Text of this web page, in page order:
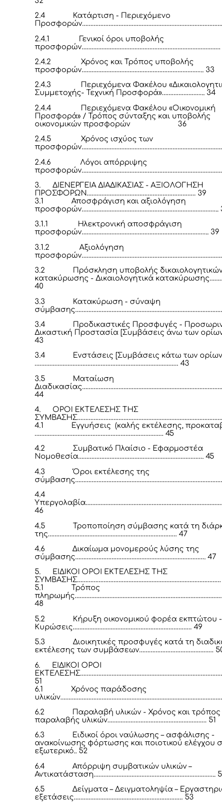
2.4
Κατάρτιση - Περιεχόμενο
2.4.1
Γενικοί όροι υποβολής
προσφορών…………………………………………………………………………
2.4.2
Χρόνος και Τρόπος υποβολής
προσφορών……………………………………………………………….. 33
2.4.3
Περιεχόμενα Φακέλου
Συμμετοχής- Τεχνική Προσφορά»…………………….. 34
2.4.4
Περιεχόμενα Φακέλου «Οικονομική
Προσφορά» / Τρόπος σύνταξης και υποβολής
οικονομικών προσφορών 36
2.4.5
Χρόνος ισχύος των
2.4.6
Λόγοι απόρριψης
3.
ΔΙΕΝΕΡΓΕΙΑ ΔΙΑΔΙΚΑΣΙΑΣ - ΑΞΙΟΛΟΓΗΣΗ
ΠΡΟΣΦΟΡΩΝ………………………………………………………… 39
3.1
Αποσφράγιση και αξιολόγηση
προσφορών………………………………………………………………………..
3.1.1
Ηλεκτρονική αποσφράγιση
προσφορών………………………………………………………………….. 39
3.1.2
Αξιολόγηση
3.2
Πρόσκληση υποβολής
κατακύρωσης - Δικαιολογητικά
40
3.3
Κατακύρωση - σύναψη
3.4
Προδικαστικές Προσφυγές -
Δικαστική Προστασία [Συμβάσεις άνω των
43
3.4
Ενστάσεις [Συμβάσεις κάτω των
…………………………………………………………………………… 43
3.5
Ματαίωση
44
4.
ΟΡΟΙ ΕΚΤΕΛΕΣΗΣ ΤΗΣ
4.1
Εγγυήσεις (καλής εκτέλεσης,
…………………………………………………………………… 45
4.2
Συμβατικό Πλαίσιο - Εφαρμοστέα
Νομοθεσία…………………………………………………………………. 45
4.3
Όροι εκτέλεσης της
4.4
46
4.5
Τροποποίηση σύμβασης κατά τη
της…………………………………………………………………… 47
4.6
Δικαίωμα μονομερούς λύσης της
σύμβασης……………………………………………………………………. 47
5.
ΕΙΔΙΚΟΙ ΟΡΟΙ ΕΚΤΕΛΕΣΗΣ ΤΗΣ
ΣΥΜΒΑΣΗΣ……………………………………………………………………………
5.1
Τρόπος
48
5.2
Κήρυξη οικονομικού φορέα εκπτώτου -
Κυρώσεις……………………………………………………………… 49
5.3
Διοικητικές προσφυγές κατά τη
εκτέλεσης των συμβάσεων………………………………………
6.
ΕΙΔΙΚΟΙ ΟΡΟΙ
51
6.1
Χρόνος παράδοσης
6.2
Παραλαβή υλικών - Χρόνος και τρόπος
παραλαβής υλικών…………………………………………………… 51
6.3
Ειδικοί όροι ναύλωσης – ασφάλισης -
ανακοίνωσης φόρτωσης και ποιοτικού ελέγχου
εξωτερικό.. 52
6.4
Απόρριψη συμβατικών υλικών –
Αντικατάσταση………………………………………………………………..
6.5
Δείγματα – Δειγματοληψία –
εξετάσεις………………………………………………………… 53